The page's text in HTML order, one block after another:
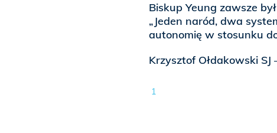
Biskup Yeung zawsze
„Jeden naród, dwa
autonomię w stosunku
Krzysztof Ołdakowski SJ
1